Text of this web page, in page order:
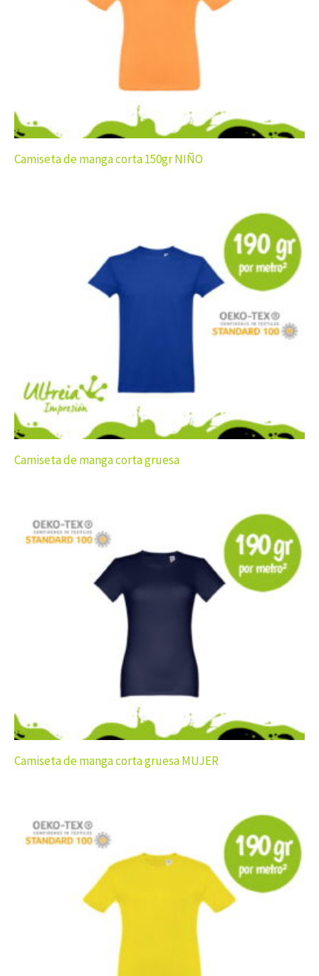
Camiseta de manga corta 150gr NIÑO
Camiseta de manga corta gruesa
Camiseta de manga corta gruesa MUJER